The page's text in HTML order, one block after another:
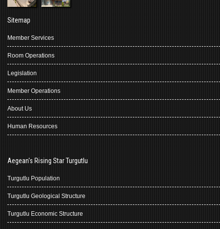
Sitemap
Member Services
Room Operations
Legislation
Member Operations
About Us
Human Resources
Aegean's Rising Star Turgutlu
Turgutlu Population
Turgutlu Geological Structure
Turgutlu Economic Structure